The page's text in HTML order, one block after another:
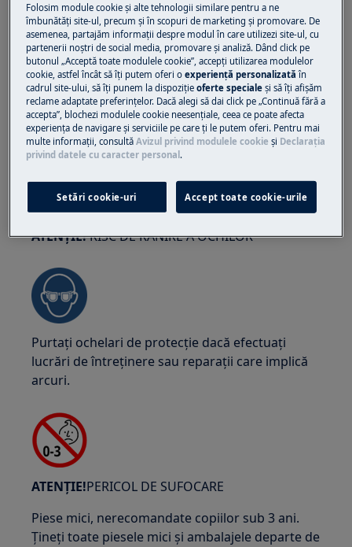
Aveți întotdeauna grijă când mutați aparatele.
Pentru aparatele grele, cel mai sigur este să fie
mutate de două persoane. Folosiți întotdeauna
mănuși de protecție și încălțăminte de
siguranță. Purtați permanent mănuși de
protecție pentru a vă feri de tăieturi provocate
de muchiile ascuțite.
ATENȚIE!RISC DE RĂNIRE A OCHILOR
Purtați ochelari de protecție dacă efectuați
lucrări de întreținere sau reparații care implică
arcuri.
ATENȚIE!PERICOL DE SUFOCARE
Piese mici, nerecomandate copiilor sub 3 ani.
Țineți toate piesele mici și ambalajele departe de
Folosim module cookie și alte tehnologii similare pentru a ne
îmbunătăţi site-ul, precum și în scopuri de marketing și promovare. De
asemenea, partajăm informaţii despre modul în care utilizezi site-ul, cu
partenerii noștri de social media, promovare și analiză. Dând click pe
butonul „Acceptă toate modulele cookie”, accepţi utilizarea modulelor
cookie, astfel încât să îţi putem oferi oexperienţă personalizată în
cadrul site-ului, să îţi punem la dispoziţieoferte speciale și să îţi afișăm
reclame adaptate preferinţelor. Dacă alegi să dai click pe „Continuă fără a
accepta”, blochezi modulele cookie neesenţiale, ceea ce poate afecta
experienţa de navigare și serviciile pe care ţi le putem oferi. Pentru mai
multe informaţii, consultăAvizul privind modulele cookie și Declaraţia
privind datele cu caracter personal.
Setări cookie-uri Accept toate cookie-urile